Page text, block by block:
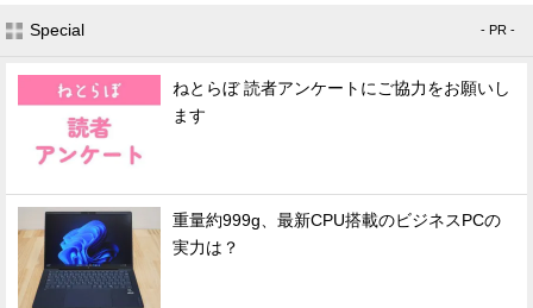
Special - PR -
ねとらぼ 読者アンケートにご協力をお願いし
ます
重量約999g、最新CPU搭載のビジネスPCの
実力は？